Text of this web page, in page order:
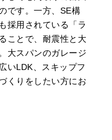
です。一方、SE構
採用されている「ラ
ことで、耐震性と大
大スパンのガレージ
いLDK、スキップフ
くりをしたい方にお